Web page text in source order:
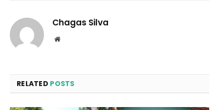
Chagas Silva
Website
RELATED POSTS